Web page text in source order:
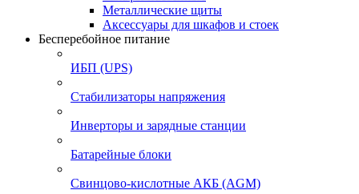
Металлические щиты
Аксессуары для шкафов и стоек
Бесперебойное питание
ИБП (UPS)
Стабилизаторы напряжения
Инверторы и зарядные станции
Батарейные блоки
Свинцово-кислотные АКБ (AGM)